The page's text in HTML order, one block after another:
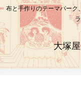
布と手作りのテーマパーク
大塚